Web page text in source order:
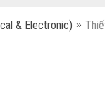
& Electronic)